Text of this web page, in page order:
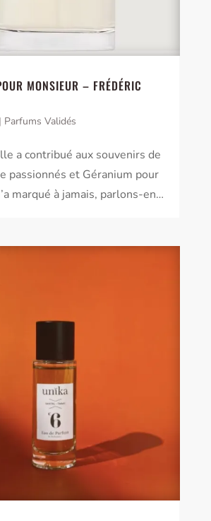
MONSIEUR – FRÉDÉRIC
Parfums Validés
a contribué aux souvenirs de
passionnés et Géranium pour
marqué à jamais, parlons-en…